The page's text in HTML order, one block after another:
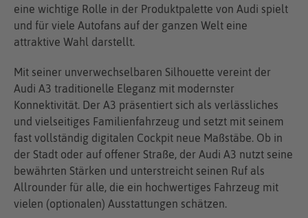
eine wichtige Rolle in der Produktpalette von Audi spielt
und für viele Autofans auf der ganzen Welt eine
attraktive Wahl darstellt.
Mit seiner unverwechselbaren Silhouette vereint der
Audi A3 traditionelle Eleganz mit modernster
Konnektivität. Der A3 präsentiert sich als verlässliches
und vielseitiges Familienfahrzeug und setzt mit seinem
fast vollständig digitalen Cockpit neue Maßstäbe. Ob in
der Stadt oder auf offener Straße, der Audi A3 nutzt seine
bewährten Stärken und unterstreicht seinen Ruf als
Allrounder für alle, die ein hochwertiges Fahrzeug mit
vielen (optionalen) Ausstattungen schätzen.